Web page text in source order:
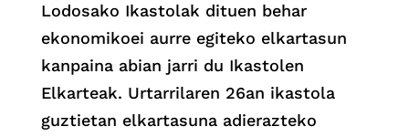
Lodosako Ikastolak dituen behar
ekonomikoei aurre egiteko elkartasun
kanpaina abian jarri du Ikastolen
Elkarteak. Urtarrilaren 26an ikastola
guztietan elkartasuna adierazteko